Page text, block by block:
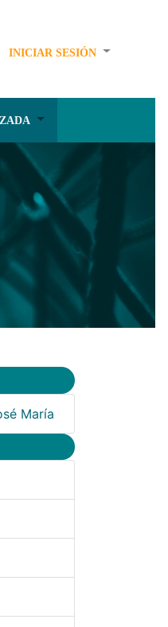
INICIAR SESIÓN
María